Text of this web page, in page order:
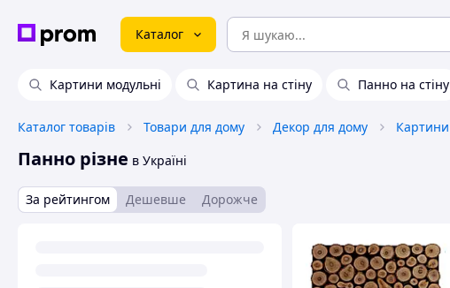
Каталог
Картини модульні Картина на стіну Панно на стіну
Каталог товарів Товари для дому Декор для дому Картини
Панно різне в Україні
За рейтингом Дешевше Дорожче